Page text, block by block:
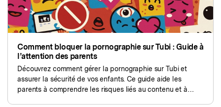
Comment bloquer la pornographie sur Tubi : Guide à
l’attention des parents
Découvrez comment gérer la pornographie sur Tubi et
assurer la sécurité de vos enfants. Ce guide aide les
parents à comprendre les risques liés au contenu et à